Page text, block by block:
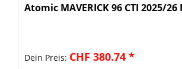
Atomic MAVERICK 96 CTI 2025/
Dein Preis: CHF 380.74 *